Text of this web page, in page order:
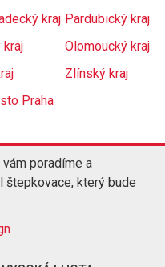
kraj Pardubický kraj
kraj
Olomoucký kraj
Zlínský kraj
Praha
poradíme a
štepkovace, který bude